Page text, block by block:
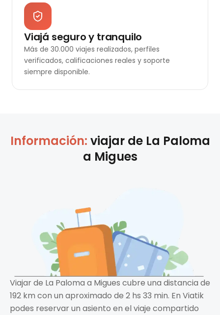
Viajá seguro y tranquilo
Más de 30.000 viajes realizados, perfiles
verificados, calificaciones reales y soporte
siempre disponible.
Información: viajar de La Paloma
a Migues
Viajar de La Paloma a Migues cubre una distancia de
192 km con un aproximado de 2 hs 33 min. En Viatik
podes reservar un asiento en el viaje compartido